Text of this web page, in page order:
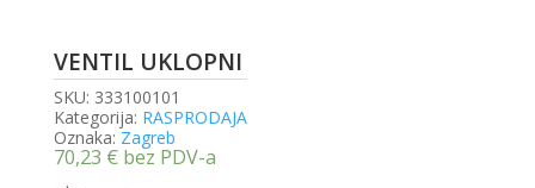
VENTIL UKLOPNI
SKU: 333100101
Kategorija: RASPRODAJA
Oznaka: Zagreb
70,23 € bez PDV-a